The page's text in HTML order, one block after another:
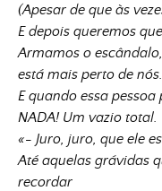
(Apesar de que às
E depois queremos
Armamos o
está mais perto de nós.
E quando essa
NADA! Um vazio total.
«- Juro, juro, que ele
Até aquelas grávidas
recordar